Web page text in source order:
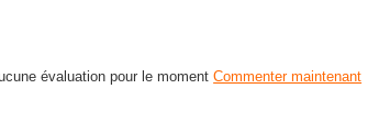
évaluation pour le momentCommenter maintenant